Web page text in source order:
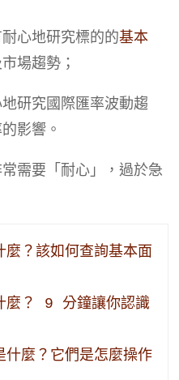
心地研究標的的基本
市場趨勢；
研究國際匯率波動趨
影響。
需要「耐心」，過於急
麼？該如何查詢基本面
麼？ 9 分鐘讓你認識
什麼？它們是怎麼操作